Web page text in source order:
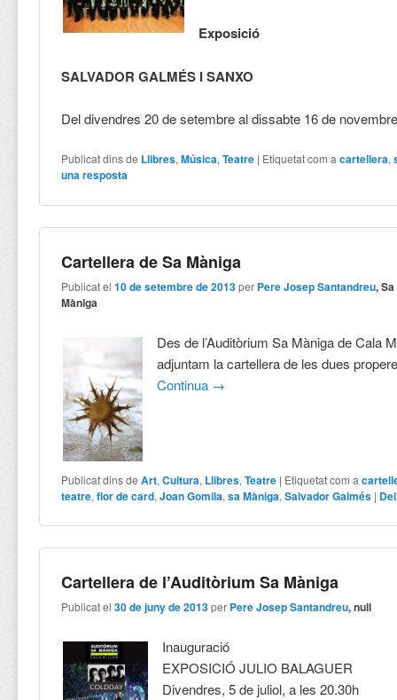
Exposició
SALVADOR GALMÉS I SANXO
Del divendres 20 de setembre al dissabte 16 de
Publicat dins de Llibres,Música,Teatre | Etiquetat com a cartellera,
una resposta
Cartellera de Sa Màniga
Publicat el10 de setembre de 2013 per Pere Josep Santandreu, Sa
Màniga
Des de l’Auditòrium Sa Màniga de Cala
adjuntam la cartellera de les dues
Continua →
Publicat dins de Art,Cultura, Llibres,Teatre | Etiquetat com a
teatre,flor de card,Joan Gomila,sa Màniga,Salvador Galmés |
Cartellera de l’Auditòrium Sa Màniga
Publicat el30 de juny de 2013 per Pere Josep Santandreu, null
Inauguració
EXPOSICIÓ JULIO BALAGUER
Divendres, 5 de juliol, a les 20.30h